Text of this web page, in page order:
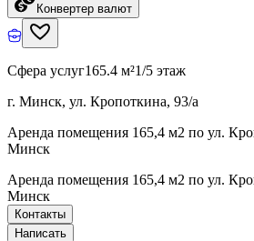
Конвертер валют
Сфера услуг165.4 м²1/5 этаж
г. Минск, ул. Кропоткина, 93/а
Аренда помещения 165,4 м2 по ул.
Минск
Аренда помещения 165,4 м2 по ул.
Минск
Контакты
Написать